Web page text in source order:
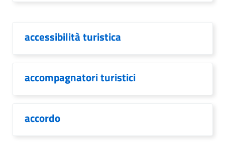
accessibilità turistica
accompagnatori turistici
accordo